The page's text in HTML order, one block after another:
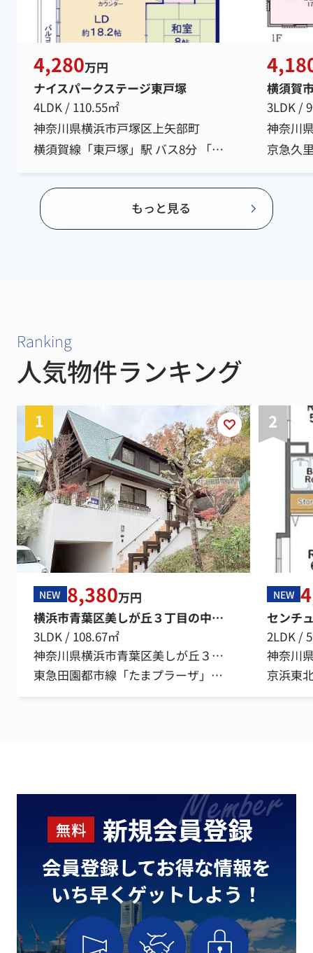
4,280万円
ナイスパークステージ東戸塚
4LDK / 110.55㎡
神奈川県横浜市戸塚区上矢部町
横須賀線「東戸塚」駅 バス8分 「公園前」 停歩8分
横須賀
3LDK /
神奈川
もっと見る
Ranking
人気物件ランキング
NEW 8,380万円
横浜市青葉区美しが丘３丁目の中古一戸建
3LDK / 108.67㎡
神奈川県横浜市青葉区美しが丘３丁目
東急田園都市線「たまプラーザ」駅 徒歩22分
NEW
センチ
2LDK /
神奈川
京浜東